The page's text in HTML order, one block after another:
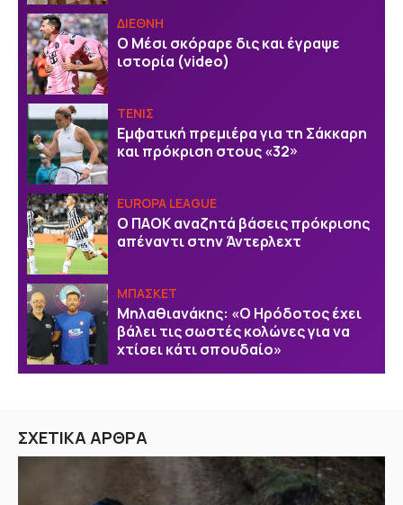
ΔΙΕΘΝΗ
Ο Μέσι σκόραρε δις και έγραψε
ιστορία (video)
ΤΕΝΙΣ
Εμφατική πρεμιέρα για τη Σάκκαρη
και πρόκριση στους «32»
EUROPA LEAGUE
Ο ΠΑΟΚ αναζητά βάσεις πρόκρισης
απέναντι στην Άντερλεχτ
ΜΠΑΣΚΕΤ
Μηλαθιανάκης: «Ο Ηρόδοτος έχει
βάλει τις σωστές κολώνες για να
χτίσει κάτι σπουδαίο»
ΣΧΕΤΙΚΑ ΑΡΘΡΑ